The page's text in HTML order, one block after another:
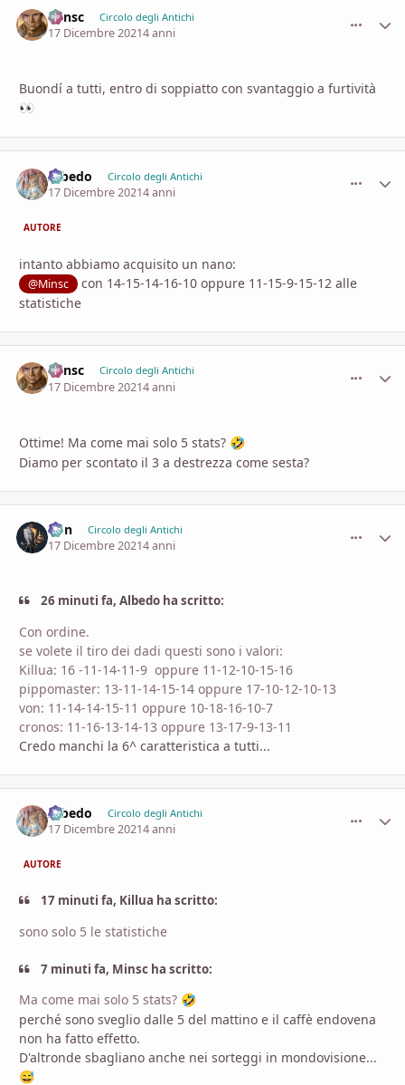
Minsc Circolo degli Antichi
17 Dicembre 20214 anni
Buondí a tutti, entro di soppiatto con svantaggio a furtività
👀
Albedo Circolo degli Antichi
17 Dicembre 20214 anni
AUTORE
intanto abbiamo acquisito un nano:
@Minsc
con 14-15-14-16-10 oppure 11-15-9-15-12 alle
statistiche
Minsc Circolo degli Antichi
17 Dicembre 20214 anni
Ottime! Ma come mai solo 5 stats? 🤣
Diamo per scontato il 3 a destrezza come sesta?
Von Circolo degli Antichi
17 Dicembre 20214 anni
26 minuti fa, Albedo ha scritto:
Con ordine.
se volete il tiro dei dadi questi sono i valori:
Killua: 16 -11-14-11-9 oppure 11-12-10-15-16
pippomaster: 13-11-14-15-14 oppure 17-10-12-10-13
von: 11-14-14-15-11 oppure 10-18-16-10-7
cronos: 11-16-13-14-13 oppure 13-17-9-13-11
Credo manchi la 6^ caratteristica a tutti...
Albedo Circolo degli Antichi
17 Dicembre 20214 anni
AUTORE
17 minuti fa, Killua ha scritto:
sono solo 5 le statistiche
7 minuti fa, Minsc ha scritto:
Ma come mai solo 5 stats? 🤣
perché sono sveglio dalle 5 del mattino e il caffè endovena
non ha fatto effetto.
D'altronde sbagliano anche nei sorteggi in mondovisione...
😅